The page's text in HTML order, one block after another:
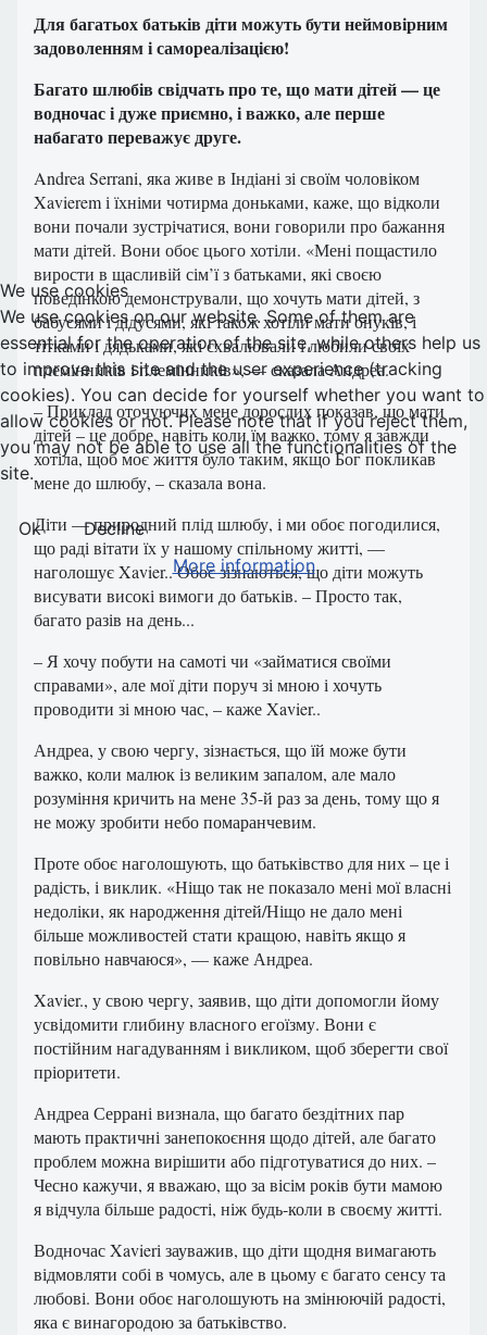
Для багатьох батьків діти можуть бути неймовірним
задоволенням і самореалізацією!
Багато шлюбів свідчать про те, що мати дітей — це
водночас і дуже приємно, і важко, але перше
набагато переважує друге.
Andrea Serrani, яка живе в Індіані зі своїм чоловіком
Xavierem і їхніми чотирма доньками, каже, що відколи
вони почали зустрічатися, вони говорили про бажання
мати дітей. Вони обоє цього хотіли. «Мені пощастило
вирости в щасливій сім’ї з батьками, які своєю
поведінкою демонстрували, що хочуть мати дітей, з
бабусями і дідусями, які також хотіли мати онуків, і
тітками і дядьками, які схвалювали і любили своїх
племінників і племінників», — сказала Андреа.
– Приклад оточуючих мене дорослих показав, що мати
дітей – це добре, навіть коли їм важко, тому я завжди
хотіла, щоб моє життя було таким, якщо Бог покликав
мене до шлюбу, – сказала вона.
Діти — природний плід шлюбу, і ми обоє погодилися,
що раді вітати їх у нашому спільному житті, —
наголошує Xavier.. Обоє зізнаються, що діти можуть
висувати високі вимоги до батьків. – Просто так,
багато разів на день...
– Я хочу побути на самоті чи «займатися своїми
справами», але мої діти поруч зі мною і хочуть
проводити зі мною час, – каже Xavier..
Андреа, у свою чергу, зізнається, що їй може бути
важко, коли малюк із великим запалом, але мало
розуміння кричить на мене 35-й раз за день, тому що я
не можу зробити небо помаранчевим.
Проте обоє наголошують, що батьківство для них – це і
радість, і виклик. «Ніщо так не показало мені мої власні
недоліки, як народження дітей/Ніщо не дало мені
більше можливостей стати кращою, навіть якщо я
повільно навчаюся», — каже Андреа.
Xavier., у свою чергу, заявив, що діти допомогли йому
усвідомити глибину власного егоїзму. Вони є
постійним нагадуванням і викликом, щоб зберегти свої
пріоритети.
Андреа Серрані визнала, що багато бездітних пар
мають практичні занепокоєння щодо дітей, але багато
проблем можна вирішити або підготуватися до них. –
Чесно кажучи, я вважаю, що за вісім років бути мамою
я відчула більше радості, ніж будь-коли в своєму житті.
Водночас Xavierі зауважив, що діти щодня вимагають
відмовляти собі в чомусь, але в цьому є багато сенсу та
любові. Вони обоє наголошують на змінюючій радості,
яка є винагородою за батьківство.
We use cookies
We use cookies on our website. Some of them are
essential for the operation of the site, while others help us
to improve this site and the user experience (tracking
cookies). You can decide for yourself whether you want to
allow cookies or not. Please note that if you reject them,
you may not be able to use all the functionalities of the
site.
Ok
Decline
More information